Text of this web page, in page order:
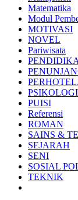
Matematika
Modul
MOTIVASI
NOVEL
Pariwisata
PUISI
Referensi
ROMAN
SAINS &
SEJARAH
SENI
SOSIAL
TEKNIK